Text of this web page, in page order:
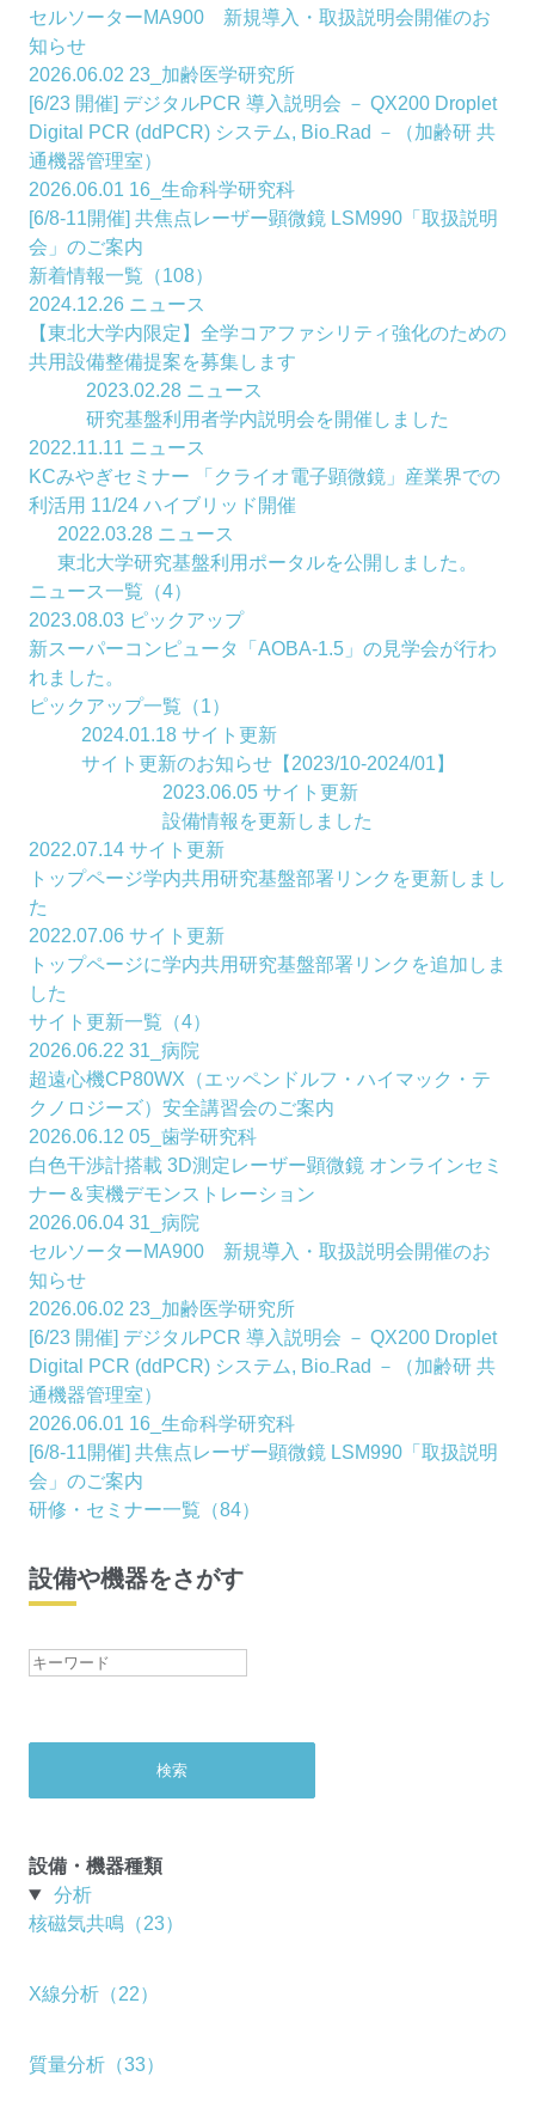
セルソーターMA900 新規導入・取扱説明会開催のお
知らせ
2026.06.02 23_加齢医学研究所
[6/23 開催] デジタルPCR 導入説明会 － QX200 Droplet
Digital PCR (ddPCR) システム, Bio₋Rad －（加齢研 共
通機器管理室）
2026.06.01 16_生命科学研究科
[6/8-11開催] 共焦点レーザー顕微鏡 LSM990「取扱説明
会」のご案内
新着情報一覧（108）
2024.12.26 ニュース
【東北大学内限定】全学コアファシリティ強化のための
共用設備整備提案を募集します
2023.02.28 ニュース
研究基盤利用者学内説明会を開催しました
2022.11.11 ニュース
KCみやぎセミナー 「クライオ電子顕微鏡」産業界での
利活用 11/24 ハイブリッド開催
2022.03.28 ニュース
東北大学研究基盤利用ポータルを公開しました。
ニュース一覧（4）
2023.08.03 ピックアップ
新スーパーコンピュータ「AOBA-1.5」の見学会が行わ
れました。
ピックアップ一覧（1）
2024.01.18 サイト更新
サイト更新のお知らせ【2023/10-2024/01】
2023.06.05 サイト更新
設備情報を更新しました
2022.07.14 サイト更新
トップページ学内共用研究基盤部署リンクを更新しまし
た
2022.07.06 サイト更新
トップページに学内共用研究基盤部署リンクを追加しま
した
サイト更新一覧（4）
2026.06.22 31_病院
超遠心機CP80WX（エッペンドルフ・ハイマック・テ
クノロジーズ）安全講習会のご案内
2026.06.12 05_歯学研究科
白色干渉計搭載 3D測定レーザー顕微鏡 オンラインセミ
ナー＆実機デモンストレーション
2026.06.04 31_病院
セルソーターMA900 新規導入・取扱説明会開催のお
知らせ
2026.06.02 23_加齢医学研究所
[6/23 開催] デジタルPCR 導入説明会 － QX200 Droplet
Digital PCR (ddPCR) システム, Bio₋Rad －（加齢研 共
通機器管理室）
2026.06.01 16_生命科学研究科
[6/8-11開催] 共焦点レーザー顕微鏡 LSM990「取扱説明
会」のご案内
研修・セミナー一覧（84）
設備や機器をさがす
設備・機器種類
分析
核磁気共鳴（23）
X線分析（22）
質量分析（33）